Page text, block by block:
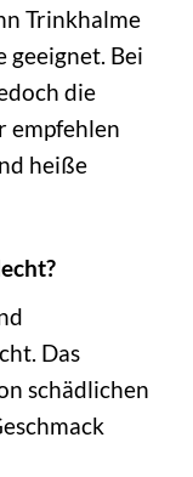
Trinkhalme
Bei
die
empfehlen
heiße
Das
schädlichen